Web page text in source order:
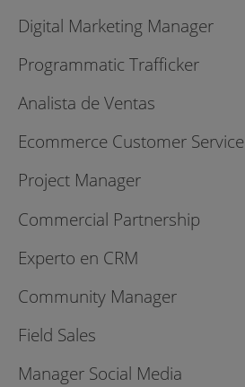
Digital Marketing Manager
Programmatic Trafficker
Analista de Ventas
Ecommerce Customer Service
Project Manager
Commercial Partnership
Experto en CRM
Community Manager
Field Sales
Manager Social Media